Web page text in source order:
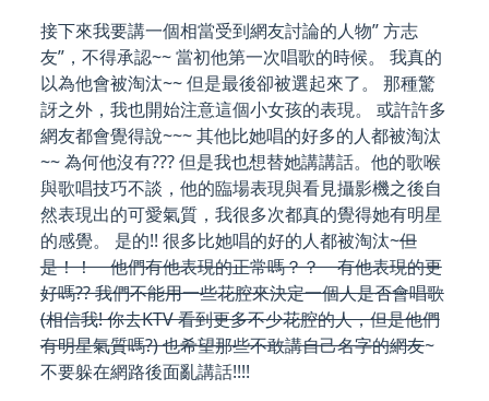
接下來我要講一個相當受到網友討論的人物” 方志
友”，不得承認~~ 當初他第一次唱歌的時候。 我真的
以為他會被淘汰~~ 但是最後卻被選起來了。 那種驚
訝之外，我也開始注意這個小女孩的表現。 或許許多
網友都會覺得說~~~ 其他比她唱的好多的人都被淘汰
~~ 為何他沒有??? 但是我也想替她講講話。他的歌喉
與歌唱技巧不談，他的臨場表現與看見攝影機之後自
然表現出的可愛氣質，我很多次都真的覺得她有明星
的感覺。 是的!! 很多比她唱的好的人都被淘汰~但
是！！ 他們有他表現的正常嗎？？ 有他表現的更
好嗎?? 我們不能用一些花腔來決定一個人是否會唱歌
(相信我! 你去KTV 看到更多不少花腔的人，但是他們
有明星氣質嗎?) 也希望那些不敢講自己名字的網友~
不要躲在網路後面亂講話!!!!